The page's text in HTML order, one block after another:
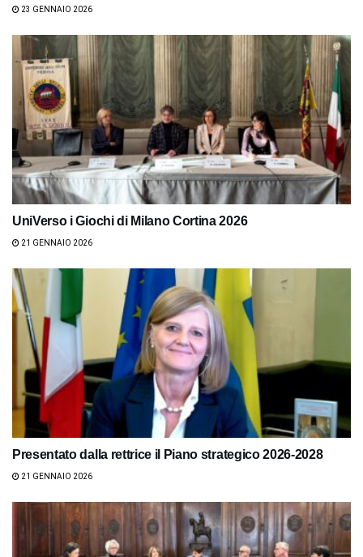
23 GENNAIO 2026
UniVerso i Giochi di Milano Cortina 2026
21 GENNAIO 2026
Presentato dalla rettrice il Piano strategico 2026-2028
21 GENNAIO 2026